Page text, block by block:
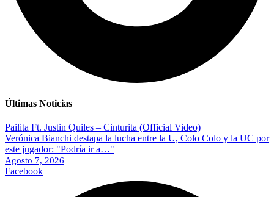
Últimas Noticias
Pailita Ft. Justin Quiles – Cinturita (Official Video)
Verónica Bianchi destapa la lucha entre la U, Colo Colo y la UC por
este jugador: "Podría ir a…"
Agosto 7, 2026
Facebook